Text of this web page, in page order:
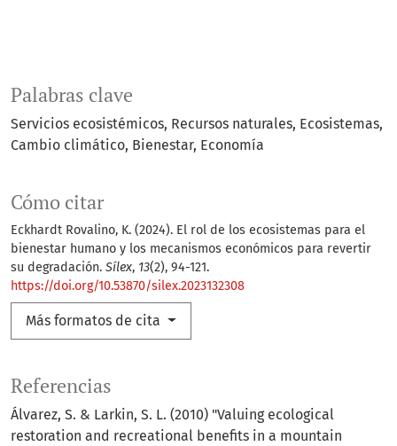
Palabras clave
Servicios ecosistémicos Recursos naturales Ecosistemas
Cambio climático Bienestar Economía
Cómo citar
Eckhardt Rovalino, K. (2024). El rol de los ecosistemas para el
bienestar humano y los mecanismos económicos para revertir
su degradación. Sílex, 13(2), 94-121.
https://doi.org/10.53870/silex.2023132308
Más formatos de cita
Referencias
Álvarez, S. & Larkin, S. L. (2010) "Valuing ecological
restoration and recreational benefits in a mountain